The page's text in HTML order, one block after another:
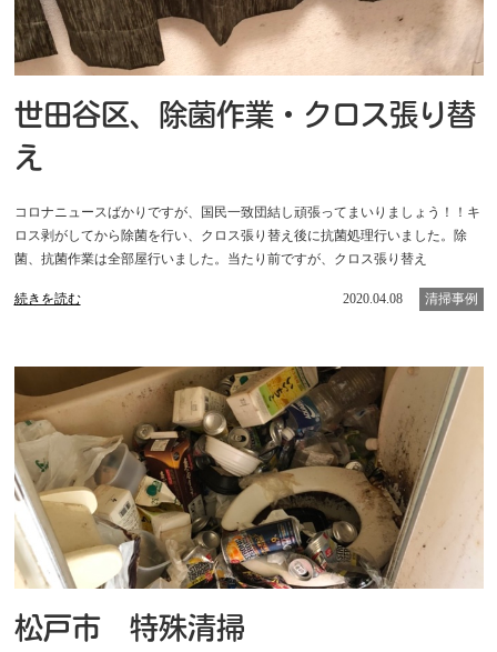
世田谷区、除菌作業・クロス張り替
え
コロナニュースばかりですが、国民一致団結し頑張ってまいりましょう！！キ
ロス剥がしてから除菌を行い、クロス張り替え後に抗菌処理行いました。除
菌、抗菌作業は全部屋行いました。当たり前ですが、クロス張り替え
続きを読む 2020.04.08 清掃事例
松戸市 特殊清掃